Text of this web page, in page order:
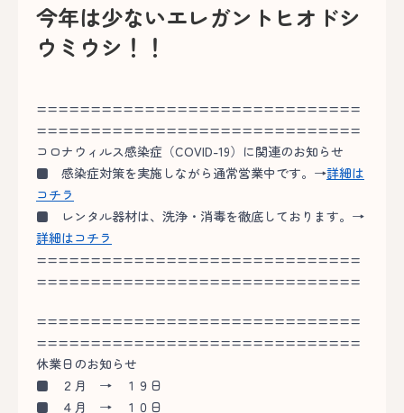
今年は少ないエレガントヒオドシ
ウミウシ！！
==============================
==============================
コロナウィルス感染症（COVID-19）に関連のお知らせ
■ 感染症対策を実施しながら通常営業中です。→詳細は
コチラ
■ レンタル器材は、洗浄・消毒を徹底しております。→
詳細はコチラ
==============================
==============================
==============================
==============================
休業日のお知らせ
■ ２月 → １９日
■ ４月 → １０日